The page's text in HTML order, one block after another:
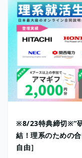
※8/23特典締切※“
結！理系のための
自由］